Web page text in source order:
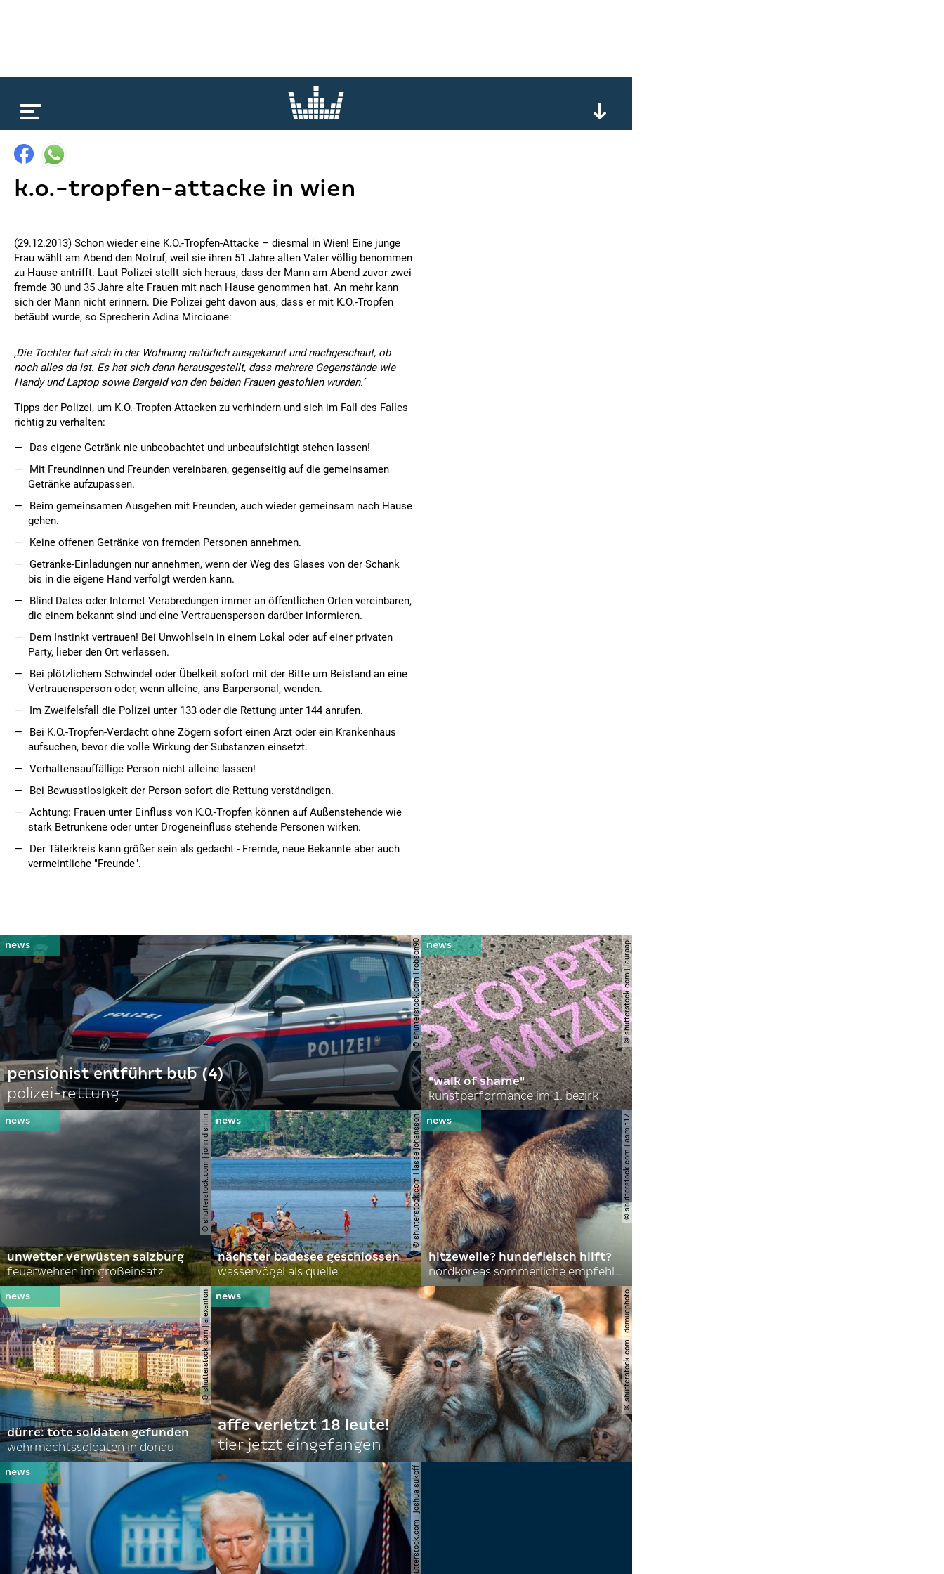
k.o.-tropfen-attacke in wien
(29.12.2013) Schon wieder eine K.O.-Tropfen-Attacke – diesmal in Wien! Eine junge
Frau wählt am Abend den Notruf, weil sie ihren 51 Jahre alten Vater völlig benommen
zu Hause antrifft. Laut Polizei stellt sich heraus, dass der Mann am Abend zuvor zwei
fremde 30 und 35 Jahre alte Frauen mit nach Hause genommen hat. An mehr kann
sich der Mann nicht erinnern. Die Polizei geht davon aus, dass er mit K.O.-Tropfen
betäubt wurde, so Sprecherin Adina Mircioane:
‚Die Tochter hat sich in der Wohnung natürlich ausgekannt und nachgeschaut, ob
noch alles da ist. Es hat sich dann herausgestellt, dass mehrere Gegenstände wie
Handy und Laptop sowie Bargeld von den beiden Frauen gestohlen wurden.‘
Tipps der Polizei, um K.O.-Tropfen-Attacken zu verhindern und sich im Fall des Falles
richtig zu verhalten:
Das eigene Getränk nie unbeobachtet und unbeaufsichtigt stehen lassen!
Mit Freundinnen und Freunden vereinbaren, gegenseitig auf die gemeinsamen
Getränke aufzupassen.
Beim gemeinsamen Ausgehen mit Freunden, auch wieder gemeinsam nach Hause
gehen.
Keine offenen Getränke von fremden Personen annehmen.
Getränke-Einladungen nur annehmen, wenn der Weg des Glases von der Schank
bis in die eigene Hand verfolgt werden kann.
Blind Dates oder Internet-Verabredungen immer an öffentlichen Orten vereinbaren,
die einem bekannt sind und eine Vertrauensperson darüber informieren.
Dem Instinkt vertrauen! Bei Unwohlsein in einem Lokal oder auf einer privaten
Party, lieber den Ort verlassen.
Bei plötzlichem Schwindel oder Übelkeit sofort mit der Bitte um Beistand an eine
Vertrauensperson oder, wenn alleine, ans Barpersonal, wenden.
Im Zweifelsfall die Polizei unter 133 oder die Rettung unter 144 anrufen.
Bei K.O.-Tropfen-Verdacht ohne Zögern sofort einen Arzt oder ein Krankenhaus
aufsuchen, bevor die volle Wirkung der Substanzen einsetzt.
Verhaltensauffällige Person nicht alleine lassen!
Bei Bewusstlosigkeit der Person sofort die Rettung verständigen.
Achtung: Frauen unter Einfluss von K.O.-Tropfen können auf Außenstehende wie
stark Betrunkene oder unter Drogeneinfluss stehende Personen wirken.
Der Täterkreis kann größer sein als gedacht - Fremde, neue Bekannte aber auch
vermeintliche "Freunde".
© shutterstock.com | robson90
pensionist entführt bub (4)
polizei-rettung
© shutterstock.com | lauraapl
"walk of shame"
kunstperformance im 1. bezirk
© shutterstock.com | john d sirlin
unwetter verwüsten salzburg
feuerwehren im großeinsatz
© shutterstock.com | lasse johansson
nächster badesee geschlossen
wasservögel als quelle
© shutterstock.com | asmit17
hitzewelle? hundefleisch hilft?
nordkoreas sommerliche empfehlungen
© shutterstock.com | alexanton
dürre: tote soldaten gefunden
wehrmachtssoldaten in donau
© shutterstock.com | domuephoto
affe verletzt 18 leute!
tier jetzt eingefangen
© shutterstock.com | joshua sukoff